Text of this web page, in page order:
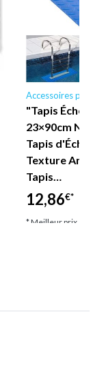
Accessoires
"Tapis
23×90cm
Tapis
Texture
Tapis…
12,86€*
* Meilleur prix